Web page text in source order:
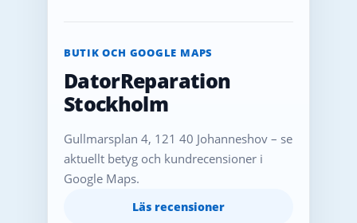
BUTIK OCH GOOGLE MAPS
DatorReparation
Stockholm
Gullmarsplan 4, 121 40 Johanneshov – se
aktuellt betyg och kundrecensioner i
Google Maps.
Läs recensioner